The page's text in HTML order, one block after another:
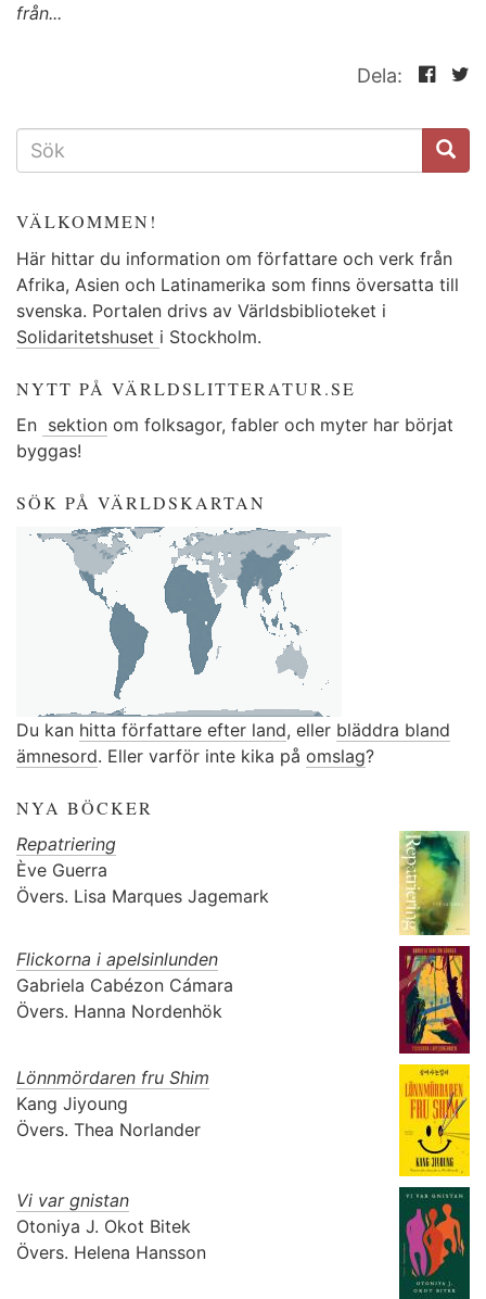
från...
Dela:
SÖKFORMULÄR
VÄLKOMMEN!
Här hittar du information om författare och verk från
Afrika, Asien och Latinamerika som finns översatta till
svenska. Portalen drivs av Världsbiblioteket i
Solidaritetshuset i Stockholm.
NYTT PÅ VÄRLDSLITTERATUR.SE
En sektion om folksagor, fabler och myter har börjat
byggas!
SÖK PÅ VÄRLDSKARTAN
Du kan hitta författare efter land, eller bläddra bland
ämnesord. Eller varför inte kika på omslag?
NYA BÖCKER
Repatriering
Ève Guerra
Övers. Lisa Marques Jagemark
Flickorna i apelsinlunden
Gabriela Cabézon Cámara
Övers. Hanna Nordenhök
Lönnmördaren fru Shim
Kang Jiyoung
Övers. Thea Norlander
Vi var gnistan
Otoniya J. Okot Bitek
Övers. Helena Hansson